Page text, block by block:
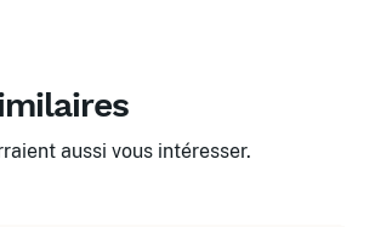
aussi vous intéresser.